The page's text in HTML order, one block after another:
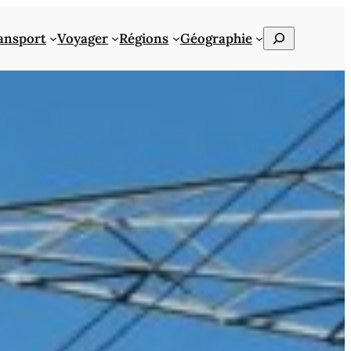
Voyager Régions Géographie Rechercher